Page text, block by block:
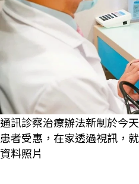
通訊診察治療辦法新制於今
患者受惠，在家透過視訊，
資料照片